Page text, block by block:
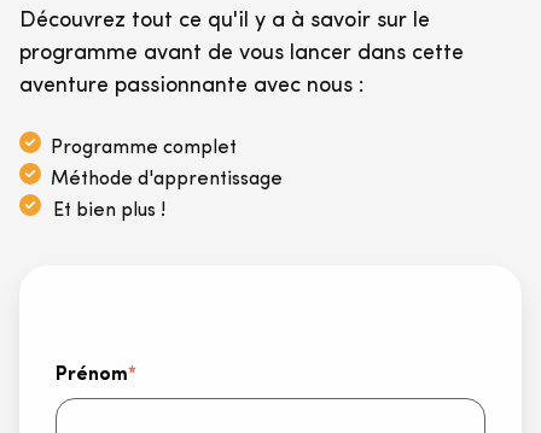
Découvrez tout ce qu'il y a à savoir sur le
programme avant de vous lancer dans cette
aventure passionnante avec nous :
Programme complet
Méthode d'apprentissage
Et bien plus !
Prénom*